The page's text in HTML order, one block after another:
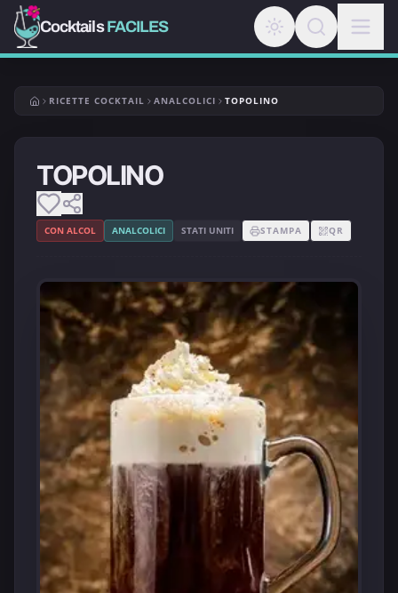
CocktailsFACILES
RICETTE COCKTAIL ANALCOLICI TOPOLINO
TOPOLINO
CON ALCOL ANALCOLICI STATI UNITI STAMPA QR